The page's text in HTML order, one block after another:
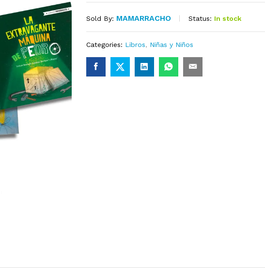
Sold By: MAMARRACHO Status: In stock
Categories: Libros, Niñas y Niños